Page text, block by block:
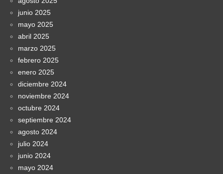
junio 2025
mayo 2025
abril 2025
marzo 2025
febrero 2025
enero 2025
diciembre 2024
noviembre 2024
octubre 2024
septiembre 2024
agosto 2024
julio 2024
junio 2024
mayo 2024